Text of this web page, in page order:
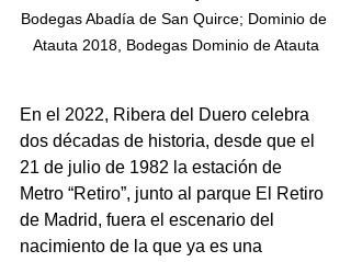
Bodegas Abadía de San Quirce; Dominio de
Atauta 2018, Bodegas Dominio de Atauta
En el 2022, Ribera del Duero celebra
dos décadas de historia, desde que el
21 de julio de 1982 la estación de
Metro “Retiro”, junto al parque El Retiro
de Madrid, fuera el escenario del
nacimiento de la que ya es una